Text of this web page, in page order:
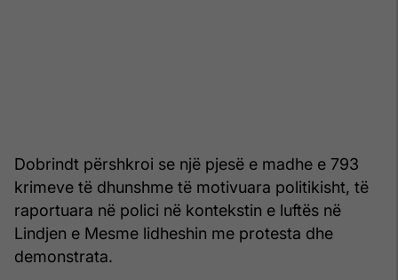
Dobrindt përshkroi se një pjesë e madhe e 793
krimeve të dhunshme të motivuara politikisht, të
raportuara në polici në kontekstin e luftës në
Lindjen e Mesme lidheshin me protesta dhe
demonstrata.